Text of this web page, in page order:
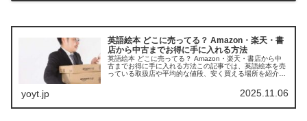
英語絵本 どこに売ってる？ Amazon・楽天・書
店から中古までお得に手に入れる方法
英語絵本 どこに売ってる？ Amazon・楽天・書店から中
古までお得に手に入れる方法この記事では、英語絵本を売
っている取扱店や平均的な値段、安く買える場所を紹介し
yoyt.jp 2025.11.06